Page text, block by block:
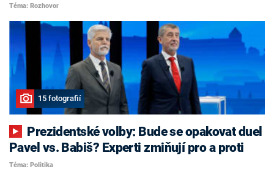
Téma: Rozhovor
15 fotografií
Pavel vs. Babiš? Experti zmiňují pro a proti
Téma: Politika